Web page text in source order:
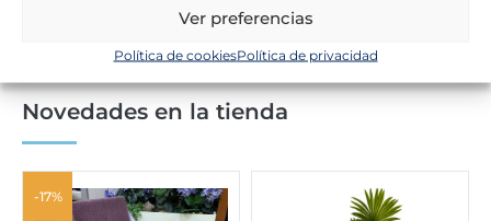
Ver preferencias
Política de cookiesPolítica de privacidad
Novedades en la tienda
-17%